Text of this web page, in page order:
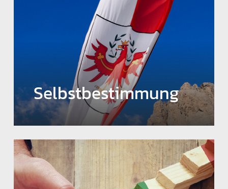
Selbstbestimmung